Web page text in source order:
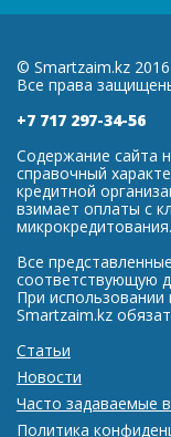
© Smartzaim.kz
Все права
+7 717 297-34-56
Содержание сайта
справочный
кредитной
взимает оплаты с
микрокредитования.
Все
соответствующую
При использовании
Smartzaim.kz
Статьи
Новости
Часто задаваемые
Политика